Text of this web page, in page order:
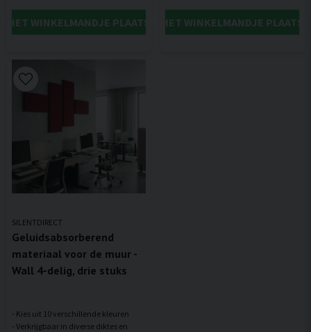
HET WINKELMANDJE PLAATSENIN HET WINKELMANDJE
SILENTDIRECT
Geluidsabsorberend
materiaal voor de muur -
Wall 4-delig, drie stuks
- Kies uit 10 verschillende kleuren
- Verkrijgbaar in diverse diktes en